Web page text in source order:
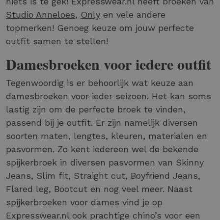
Studio Anneloes, Only en vele andere
topmerken! Genoeg keuze om jouw perfecte
outfit samen te stellen!
Damesbroeken voor iedere outfit
Tegenwoordig is er behoorlijk wat keuze aan
damesbroeken voor ieder seizoen. Het kan soms
lastig zijn om de perfecte broek te vinden,
passend bij je outfit. Er zijn namelijk diversen
soorten maten, lengtes, kleuren, materialen en
pasvormen. Zo kent iedereen wel de bekende
spijkerbroek in diversen pasvormen van Skinny
Jeans, Slim fit, Straight cut, Boyfriend Jeans,
Flared leg, Bootcut en nog veel meer. Naast
spijkerbroeken voor dames vind je op
Expresswear.nl ook prachtige chino’s voor een